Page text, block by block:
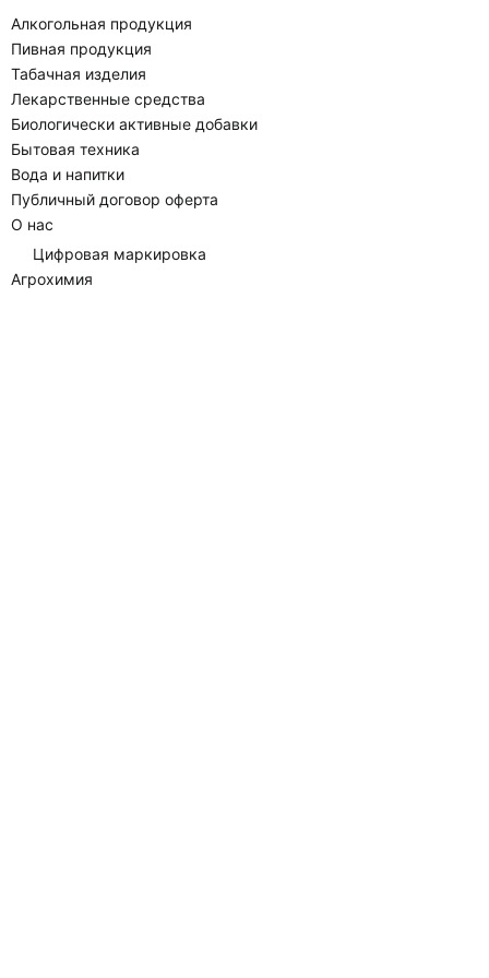
Алкогольная продукция
Пивная продукция
Табачная изделия
Лекарственные средства
Биологически активные добавки
Бытовая техника
Вода и напитки
Публичный договор оферта
О нас
Цифровая маркировка
Агрохимия